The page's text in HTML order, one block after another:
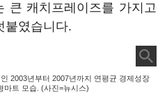
큰 캐치프레이즈를 가지고
붙였습니다.
2003년부터 2007년까지 연평균 경제성장
마트 모습. (사진=뉴시스)